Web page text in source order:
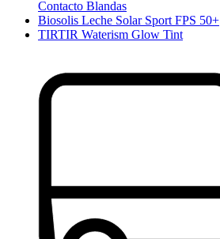
Contacto Blandas
Biosolis Leche Solar Sport FPS 50+
TIRTIR Waterism Glow Tint